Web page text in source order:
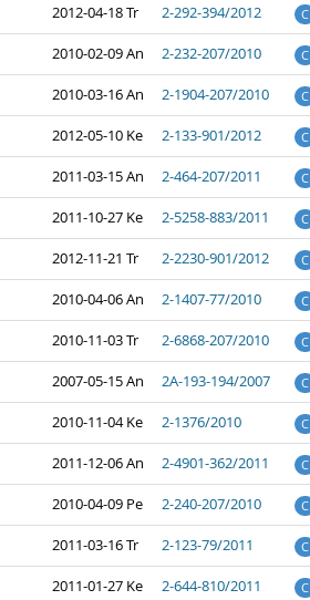
2012-04-18 Tr 2-292-394/2012 C
2010-02-09 An 2-232-207/2010 C
2010-03-16 An 2-1904-207/2010 C
2012-05-10 Ke 2-133-901/2012 C
2011-03-15 An 2-464-207/2011 C
2011-10-27 Ke 2-5258-883/2011 C
2012-11-21 Tr 2-2230-901/2012 C
2010-04-06 An 2-1407-77/2010 C
2010-11-03 Tr 2-6868-207/2010 C
2007-05-15 An 2A-193-194/2007 C
2010-11-04 Ke 2-1376/2010 C
2011-12-06 An 2-4901-362/2011 C
2010-04-09 Pe 2-240-207/2010 C
2011-03-16 Tr 2-123-79/2011 C
2011-01-27 Ke 2-644-810/2011 C